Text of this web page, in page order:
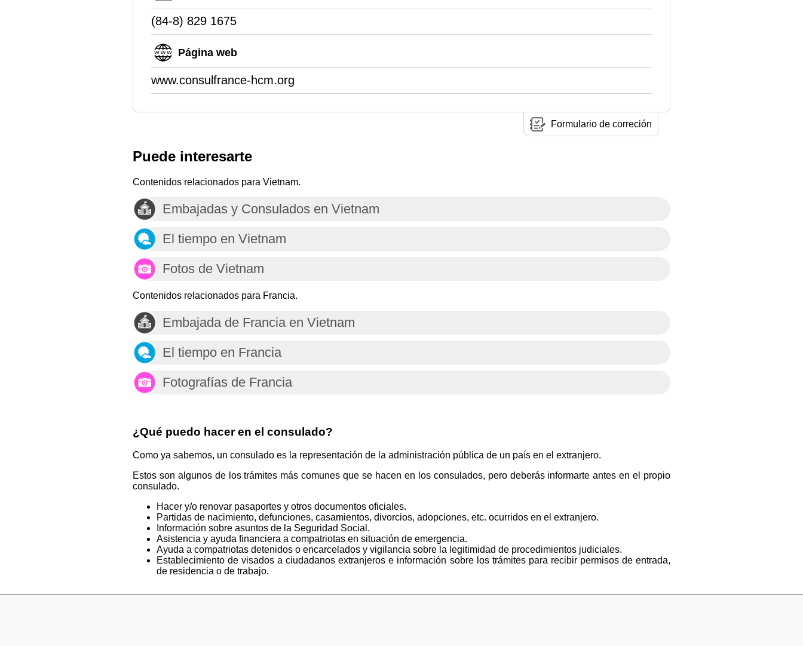
(84-8) 829 1675
Página web
www.consulfrance-hcm.org
Formulario de correción
Puede interesarte
Contenidos relacionados para Vietnam.
Embajadas y Consulados en Vietnam
El tiempo en Vietnam
Fotos de Vietnam
Contenidos relacionados para Francia.
Embajada de Francia en Vietnam
El tiempo en Francia
Fotografías de Francia
¿Qué puedo hacer en el consulado?
Como ya sabemos, un consulado es la representación de la administración pública de un país en el extranjero.
Estos son algunos de los trámites más comunes que se hacen en los consulados, pero deberás informarte antes en el propio
consulado.
Hacer y/o renovar pasaportes y otros documentos oficiales.
Partidas de nacimiento, defunciones, casamientos, divorcios, adopciones, etc. ocurridos en el extranjero.
Información sobre asuntos de la Seguridad Social.
Asistencia y ayuda financiera a compatriotas en situación de emergencia.
Ayuda a compatriotas detenidos o encarcelados y vigilancia sobre la legitimidad de procedimientos judiciales.
Establecimiento de visados a ciudadanos extranjeros e información sobre los trámites para recibir permisos de entrada,
de residencia o de trabajo.